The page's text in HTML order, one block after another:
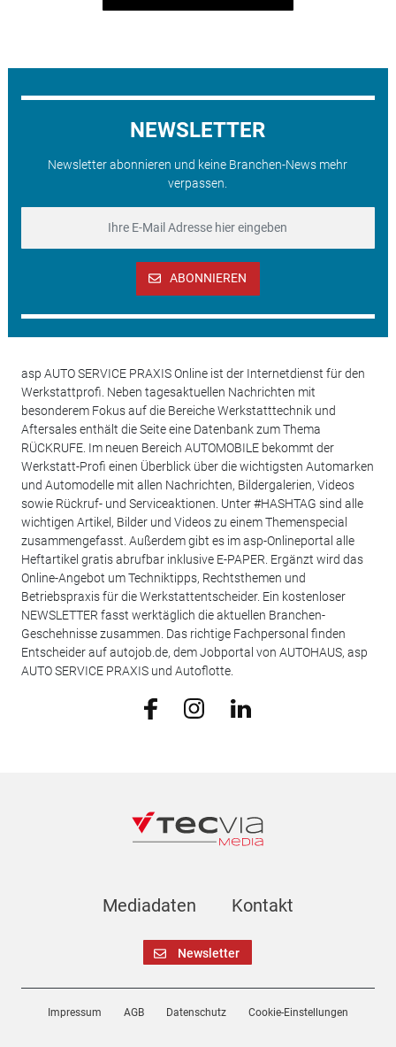
NEWSLETTER
Newsletter abonnieren und keine Branchen-News mehr
verpassen.
ABONNIEREN
asp AUTO SERVICE PRAXIS Online ist der Internetdienst für den
Werkstattprofi. Neben tagesaktuellen Nachrichten mit
besonderem Fokus auf die Bereiche Werkstatttechnik und
Aftersales enthält die Seite eine Datenbank zum Thema
RÜCKRUFE. Im neuen Bereich AUTOMOBILE bekommt der
Werkstatt-Profi einen Überblick über die wichtigsten Automarken
und Automodelle mit allen Nachrichten, Bildergalerien, Videos
sowie Rückruf- und Serviceaktionen. Unter #HASHTAG sind alle
wichtigen Artikel, Bilder und Videos zu einem Themenspecial
zusammengefasst. Außerdem gibt es im asp-Onlineportal alle
Heftartikel gratis abrufbar inklusive E-PAPER. Ergänzt wird das
Online-Angebot um Techniktipps, Rechtsthemen und
Betriebspraxis für die Werkstattentscheider. Ein kostenloser
NEWSLETTER fasst werktäglich die aktuellen Branchen-
Geschehnisse zusammen. Das richtige Fachpersonal finden
Entscheider auf autojob.de, dem Jobportal von AUTOHAUS, asp
AUTO SERVICE PRAXIS und Autoflotte.
Mediadaten Kontakt
Newsletter
Impressum AGB Datenschutz Cookie-Einstellungen